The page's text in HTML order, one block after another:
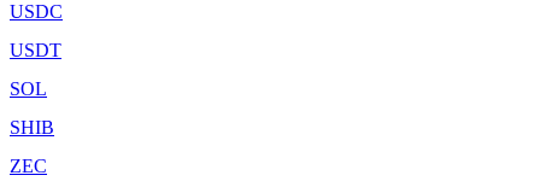
USDC
USDT
SOL
SHIB
ZEC